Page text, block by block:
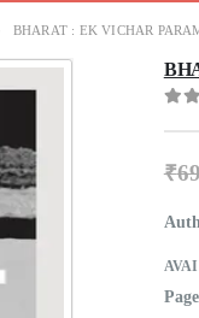
BHARAT : EK VICHAR
₹